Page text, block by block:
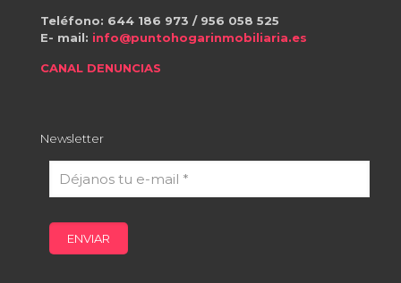
Teléfono: 644 186 973 / 956 058 525
E- mail: info@puntohogarinmobiliaria.es
CANAL DENUNCIAS
Newsletter